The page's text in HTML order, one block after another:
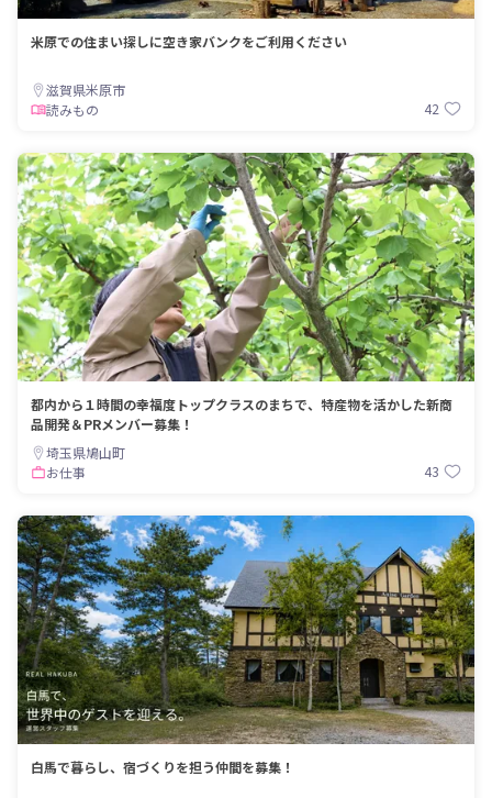
米原での住まい探しに空き家バンクをご利用ください
滋賀県米原市
読みもの
42
都内から１時間の幸福度トップクラスのまちで、特産物を活かした新商
品開発＆PRメンバー募集！
埼玉県鳩山町
お仕事
43
白馬で暮らし、宿づくりを担う仲間を募集！